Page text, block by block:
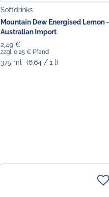
Softdrinks
Mountain Dew Energised Lemon -
Australian Import
2,49 €
zzgl. 0,25 € Pfand
375 ml (6,64 / 1 l)